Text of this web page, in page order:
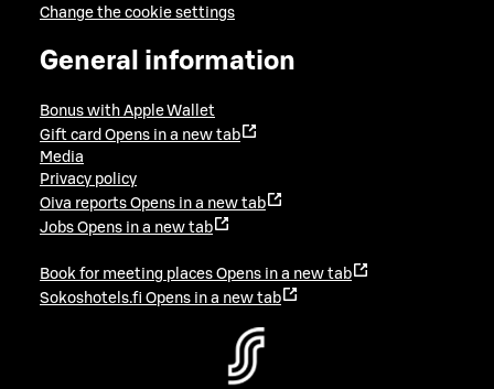
Change the cookie settings
General information
Bonus with Apple Wallet
Gift card Opens in a new tab
Media
Privacy policy
Oiva reports Opens in a new tab
Jobs Opens in a new tab
Book for meeting places Opens in a new tab
Sokoshotels.fi Opens in a new tab